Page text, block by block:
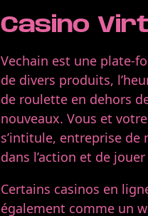
Casino
Vechain est une plate-
de divers produits,
de roulette en dehors
nouveaux. Vous et
s’intitule, entreprise
dans l’action et de
Certains casinos en
également comme un